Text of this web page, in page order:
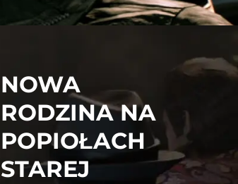
NOWA
RODZINA NA
POPIOŁACH
STAREJ